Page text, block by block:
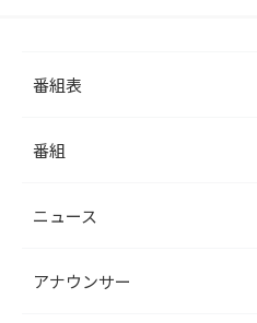
番組表
番組
ニュース
アナウンサー